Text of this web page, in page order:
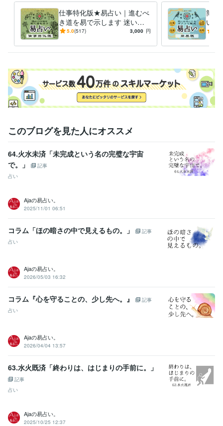
恋愛 仕事 人生 カウンセリング 人間関係 金運 結婚
転職
起業
子育て
語学力
英語 日常会話レベル
仕事特化版★易占い｜進むべ
き道を易で示します 迷いの
交差点で効く、頼れる処方箋
5.0(517) 3,000 円
簡易
いの
えす
箋で
このブログを見た人にオススメ
64.火水未済「未完成という名の完璧な宇宙
で。」
記事
占い
Ajaの易占い。
2025/11/01 06:51
コラム「ほの暗さの中で見えるもの。」
記事
占い
Ajaの易占い。
2026/05/03 16:32
コラム『心を守ることの、少し先へ。』
記事
占い
Ajaの易占い。
2026/04/04 13:57
63.水火既済「終わりは、はじまりの手前に。」
記事
占い
Ajaの易占い。
2025/10/25 12:37